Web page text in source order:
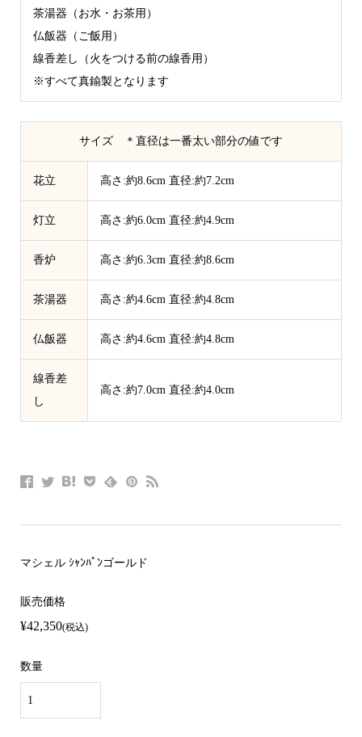
茶湯器（お水・お茶用）
仏飯器（ご飯用）
線香差し（火をつける前の線香用）
※すべて真鍮製となります
サイズ ＊直径は一番太い部分の値です
花立 高さ:約8.6cm 直径:約7.2cm
灯立 高さ:約6.0cm 直径:約4.9cm
香炉 高さ:約6.3cm 直径:約8.6cm
茶湯器 高さ:約4.6cm 直径:約4.8cm
仏飯器 高さ:約4.6cm 直径:約4.8cm
線香差
し
高さ:約7.0cm 直径:約4.0cm
マシェル ｼｬﾝﾊﾟﾝゴールド
販売価格
¥42,350(税込)
数量